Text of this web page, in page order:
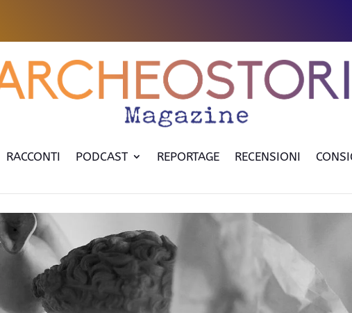
RACCONTI PODCAST REPORTAGE RECENSIONI